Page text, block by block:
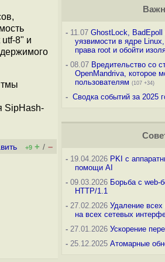
8" и
SipHash-
+9 + / –
-11.07 GhostLock, BadEpoll
уязвимости в ядре
права root и обойти
-08.07 Вредительство со
OpenMandriva, которое
пользователям (107 +34)
- Сводка событий за 2025
-19.04.2026 PKI с
помощи AI
-09.03.2026 Борьба с web-
HTTP/1.1
-27.02.2026 Удаление
на всех сетевых
-27.01.2026 Ускорение
-25.12.2025 Атомарные